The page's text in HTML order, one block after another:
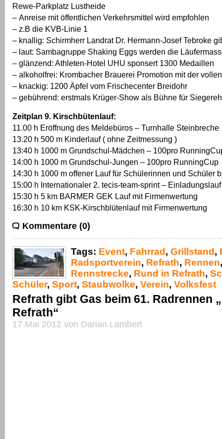
Rewe-Parkplatz Lustheide
– Anreise mit öffentlichen Verkehrsmittel wird empfohlen
– z.B die KVB-Linie 1
– knallig: Schirmherr Landrat Dr. Hermann-Josef Tebroke
– laut: Sambagruppe Shaking Eggs werden die
– glänzend: Athleten-Hotel UHU sponsert 1300 Medaillen
– alkoholfrei: Krombacher Brauerei Promotion mit der
– knackig: 1200 Äpfel vom Frischecenter Breidohr
– gebührend: erstmals Krüger-Show als Bühne für
Zeitplan 9. Kirschbütenlauf:
11.00 h Eröffnung des Meldebüros – Turnhalle Steinbreche
13.20 h 500 m Kinderlauf ( ohne Zeitmessung )
13:40 h 1000 m Grundschul-Mädchen – 100pro
14:00 h 1000 m Grundschul-Jungen – 100pro RunningCup
14:30 h 1000 m offener Lauf für Schülerinnen und Schüler
15:00 h Internationaler 2. tecis-team-sprint – Einladungslauf
15:30 h 5 km BARMER GEK Lauf mit Firmenwertung
16:30 h 10 km KSK-Kirschblütenlauf mit Firmenwertung
Kommentare (0)
Tags: Event, Fahrrad , Grillstand ,
Radsportverein, Refrath, Rennen,
Rennstrecke, Rund in Refrath,
Schüler, Sport, Staubwolke, Verein, Volksfest
Refrath gibt Gas beim 61. Radrennen
Refrath“
17 Mai 2012 von Darian Lambert